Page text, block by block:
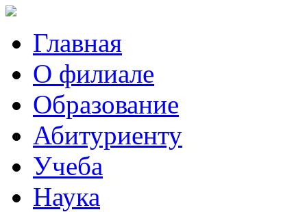
Главная
О филиале
Образование
Абитуриенту
Учеба
Наука